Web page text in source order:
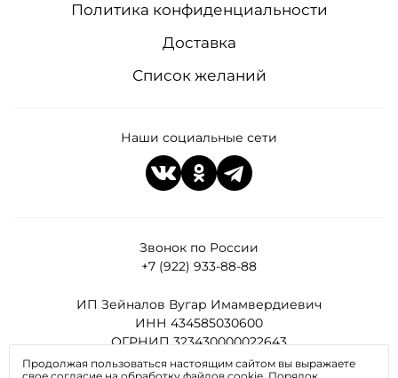
Звонок по России
+7 (922) 933-88-88
ИП Зейналов Вугар Имамвердиевич
ИНН 434585030600
ОГРНИП 323430000022643
Политика конфиденциальности
Доставка
Список желаний
Наши социальные сети
Продолжая пользоваться настоящим сайтом вы выражаете